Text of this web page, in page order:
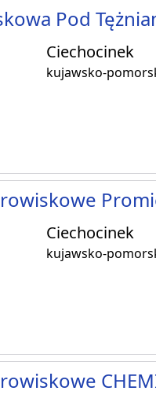
Pod
Ciechocinek
kujawsko-
Ciechocinek
kujawsko-